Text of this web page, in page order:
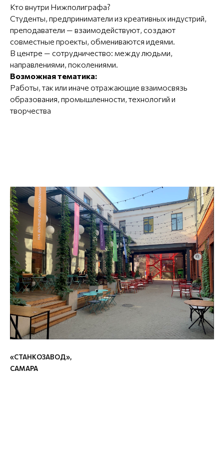
Кто внутри Нижполиграфа?
Студенты, предприниматели из креативных индустрий,
преподаватели — взаимодействуют, создают
совместные проекты, обмениваются идеями.
В центре — сотрудничество: между людьми,
направлениями, поколениями.
Возможная тематика:
Работы, так или иначе отражающие взаимосвязь
образования, промышленности, технологий и
творчества
«СТАНКОЗАВОД»,
САМАРА